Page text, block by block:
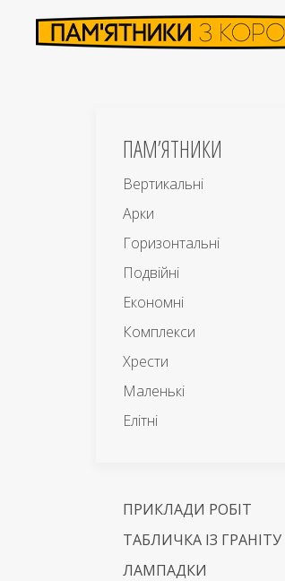
ПАМ’ЯТНИКИ
Вертикальні
Арки
Горизонтальні
Подвійні
Економні
Комплекси
Хрести
Маленькі
Елітні
ПРИКЛАДИ РОБІТ
ТАБЛИЧКА ІЗ ГРАНІТУ
ЛАМПАДКИ